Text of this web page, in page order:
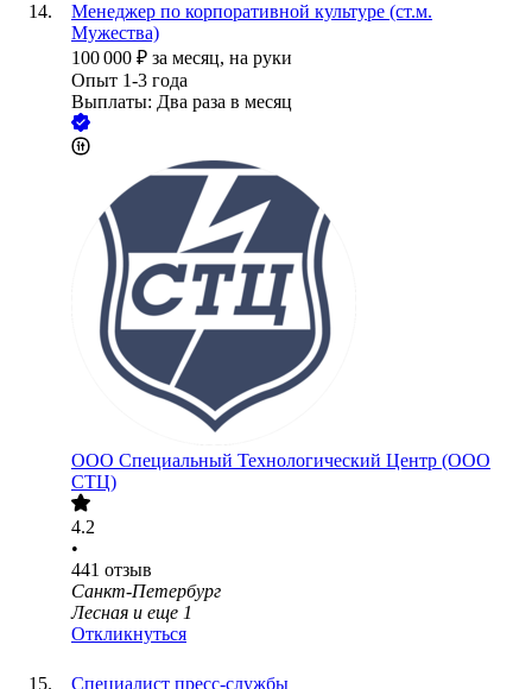
Менеджер по корпоративной культуре (ст.м.
Мужества)
100 000 ₽ за месяц, на руки
Опыт 1-3 года
Выплаты: Два раза в месяц
ООО Специальный Технологический Центр (ООО
СТЦ)
4.2
•
441 отзыв
Санкт-Петербург
Лесная и еще 1
Откликнуться
Специалист пресс-службы